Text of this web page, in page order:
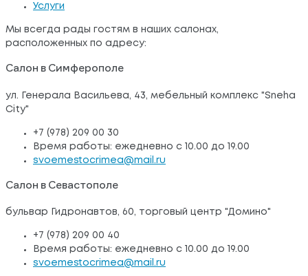
Услуги
Мы всегда рады гостям в наших салонах,
расположенных по адресу:
Салон в Симферополе
ул. Генерала Васильева, 43, мебельный комплекс "Sneha
City"
+7 (978) 209 00 30
Время работы: ежедневно с 10.00 до 19.00
svoemestocrimea@mail.ru
Салон в Севастополе
бульвар Гидронавтов, 60, торговый центр "Домино"
+7 (978) 209 00 40
Время работы: ежедневно с 10.00 до 19.00
svoemestocrimea@mail.ru